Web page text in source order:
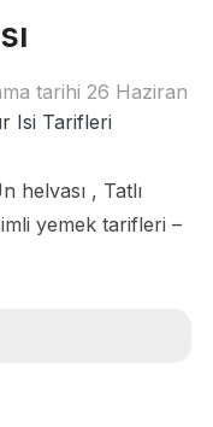
tarihi 26 Haziran
Isi Tarifleri
helvası , Tatlı
yemek tarifleri –